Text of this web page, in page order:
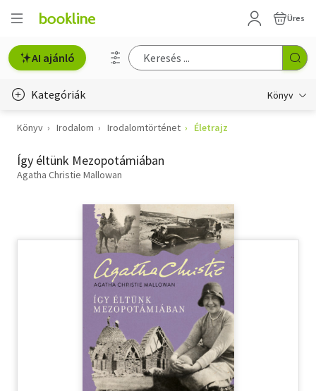
Üres
AI ajánló
Kategóriák Könyv
Életmód, egészség
Erotika
Hobbi, szabadidő
Szótár, nyelvkönyv
Tankönyv, segédkönyv
Könyv Irodalom Irodalomtörténet Életrajz
Így éltünk Mezopotámiában
Agatha Christie Mallowan